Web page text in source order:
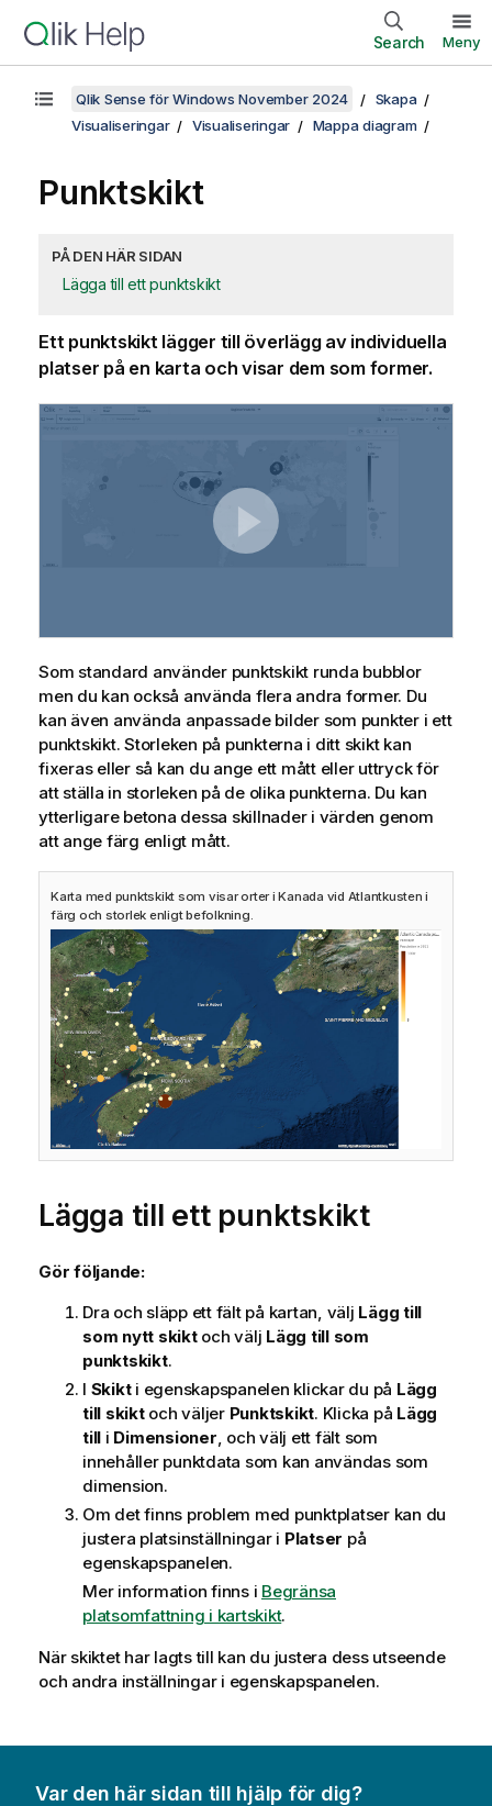
Search Meny
Qlik Sense för Windows November 2024
Skapa
Visualiseringar
Visualiseringar Mappa diagram
Punktskikt
PÅ DEN HÄR SIDAN
Lägga till ett punktskikt
Ett punktskikt lägger till överlägg av individuella
platser på en karta och visar dem som former.
Som standard använder punktskikt runda bubblor
men du kan också använda flera andra former. Du
kan även använda anpassade bilder som punkter i ett
punktskikt. Storleken på punkterna i ditt skikt kan
fixeras eller så kan du ange ett mått eller uttryck för
att ställa in storleken på de olika punkterna. Du kan
ytterligare betona dessa skillnader i värden genom
att ange färg enligt mått.
Karta med punktskikt som visar orter i Kanada vid Atlantkusten i
färg och storlek enligt befolkning.
Lägga till ett punktskikt
Gör följande:
Dra och släpp ett fält på kartan, välj Lägg till
som nytt skiktoch välj Lägg till som
punktskikt.
I Skikti egenskapspanelen klickar du på Lägg
till skiktoch väljer Punktskikt. Klicka på Lägg
till i Dimensioner , och välj ett fält som
innehåller punktdata som kan användas som
dimension.
Om det finns problem med punktplatser kan du
justera platsinställningar i Platser på
egenskapspanelen.
Mer information finns i Begränsa
platsomfattning i kartskikt.
När skiktet har lagts till kan du justera dess utseende
och andra inställningar i egenskapspanelen.
Var den här sidan till hjälp för dig?